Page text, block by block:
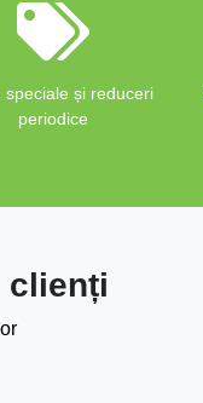
speciale și reduceri
periodice
clienți